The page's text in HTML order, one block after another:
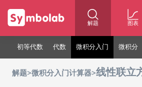
解题 图表
初等代数 代数 微积分入门 微积分
解题>微积分入门计算器>线性联立